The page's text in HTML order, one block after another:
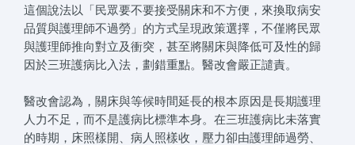
這個說法以「民眾要不要接受關床和不方便，來換取病安
品質與護理師不過勞」的方式呈現政策選擇，不僅將民眾
與護理師推向對立及衝突，甚至將關床與降低可及性的歸
因於三班護病比入法，劃錯重點。醫改會嚴正譴責。
醫改會認為，關床與等候時間延長的根本原因是長期護理
人力不足，而不是護病比標準本身。在三班護病比未落實
的時期，床照樣開、病人照樣收，壓力卻由護理師過勞、